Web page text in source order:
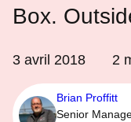
Box.
3 avril 2018 2
Brian Proffitt
Senior